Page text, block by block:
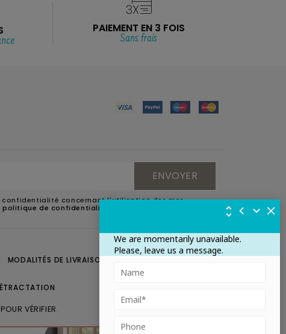
PAIEMENT EN 3 FOIS
Sans frais
concernant l'utilisation des mes
politique de confidentialité
MODALITÉS DE LIVRAISON
VÉRIFIER.
We are momentarily unavailable.
Please, leave us a message.